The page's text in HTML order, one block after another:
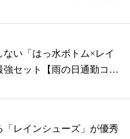
ない「はっ水ボトム×レイ
強セット【雨の日通勤コー
「レインシューズ」が優秀